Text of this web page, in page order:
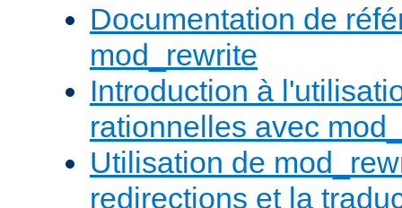
Documentation de
mod_rewrite
Introduction à
rationnelles avec
Utilisation de
redirections et la